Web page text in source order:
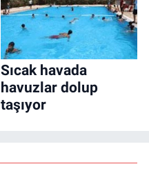
Sıcak havada
havuzlar dolup
taşıyor